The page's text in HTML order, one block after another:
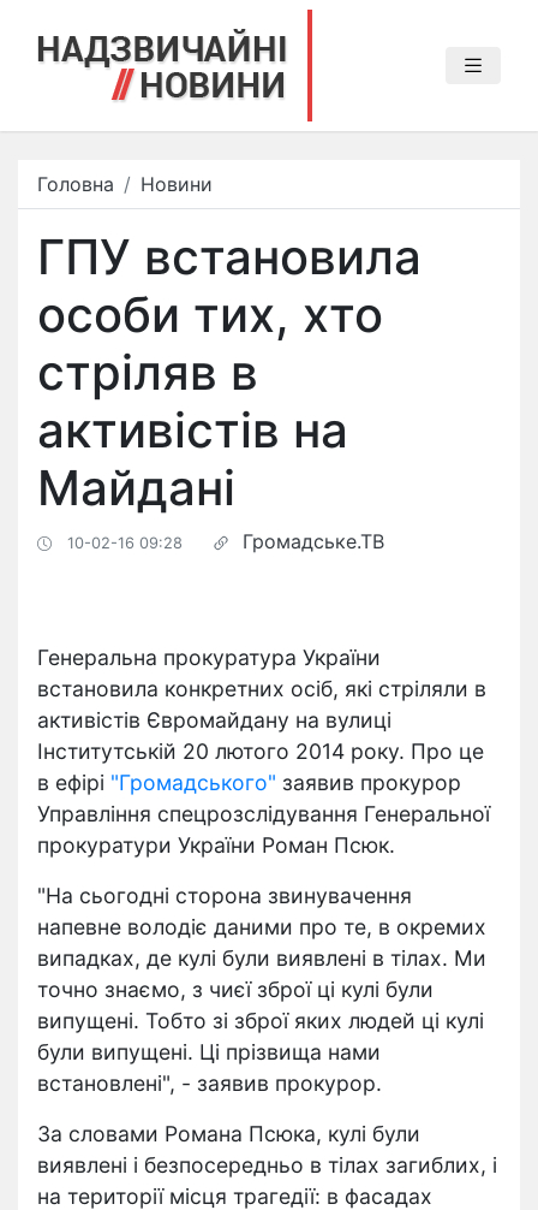
Головна Новини
ГПУ встановила
особи тих, хто
стріляв в
активістів на
Майдані
10-02-16 09:28 Громадське.ТВ
Генеральна прокуратура України
встановила конкретних осіб, які стріляли в
активістів Євромайдану на вулиці
Інститутській 20 лютого 2014 року. Про це
в ефірі "Громадського" заявив прокурор
Управління спецрозслідування Генеральної
прокуратури України Роман Псюк.
"На сьогодні сторона звинувачення
напевне володіє даними про те, в окремих
випадках, де кулі були виявлені в тілах. Ми
точно знаємо, з чиєї зброї ці кулі були
випущені. Тобто зі зброї яких людей ці кулі
були випущені. Ці прізвища нами
встановлені", - заявив прокурор.
За словами Романа Псюка, кулі були
виявлені і безпосередньо в тілах загиблих, і
на території місця трагедії: в фасадах